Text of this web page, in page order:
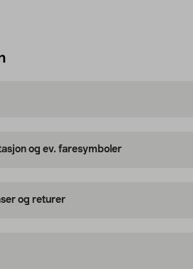
og ev. faresymboler
og returer